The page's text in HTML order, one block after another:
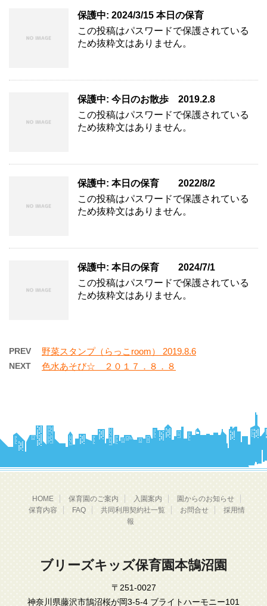
保護中: 2024/3/15 本日の保育
この投稿はパスワードで保護されている
ため抜粋文はありません。
保護中: 今日のお散歩 2019.2.8
この投稿はパスワードで保護されている
ため抜粋文はありません。
保護中: 本日の保育 2022/8/2
この投稿はパスワードで保護されている
ため抜粋文はありません。
保護中: 本日の保育 2024/7/1
この投稿はパスワードで保護されている
ため抜粋文はありません。
PREV 野菜スタンプ（らっこroom） 2019.8.6
NEXT 色水あそび☆ ２０１７．８．８
HOME 保育園のご案内 入園案内
園からのお知らせ
保育内容
FAQ 共同利用契約社一覧 お問合せ
採用情
報
ブリーズキッズ保育園本鵠沼園
〒251-0027
神奈川県藤沢市鵠沼桜が岡3-5-4 ブライトハーモニー101